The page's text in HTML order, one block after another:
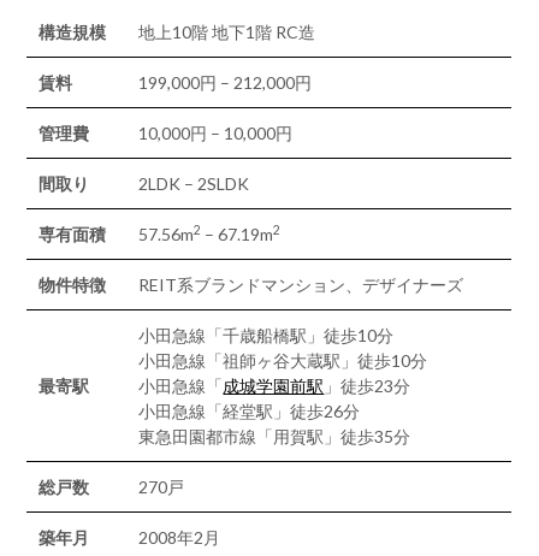
構造規模 地上10階 地下1階 RC造
賃料 199,000円 – 212,000円
管理費 10,000円 – 10,000円
間取り 2LDK – 2SLDK
専有面積 57.56m2 – 67.19m2
物件特徴 REIT系ブランドマンション、デザイナーズ
最寄駅
小田急線「千歳船橋駅」徒歩10分
小田急線「祖師ヶ谷大蔵駅」徒歩10分
小田急線「成城学園前駅 」徒歩23分
小田急線「経堂駅」徒歩26分
東急田園都市線「用賀駅」徒歩35分
総戸数 270戸
築年月 2008年2月